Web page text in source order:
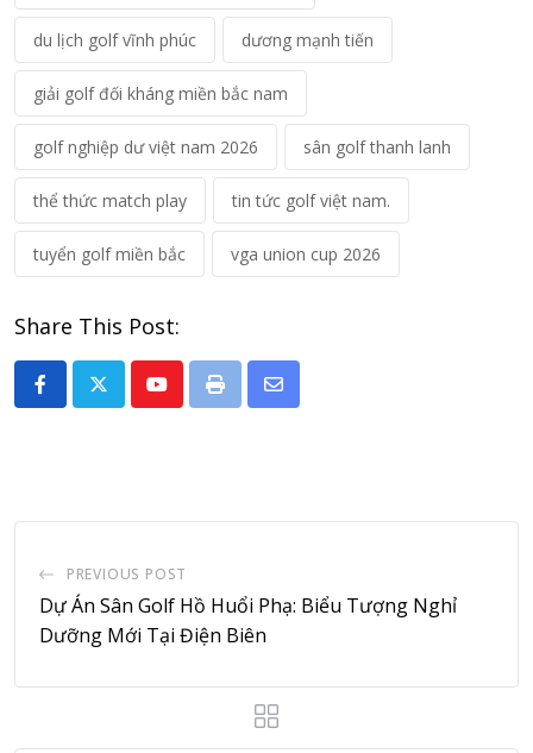
du lịch golf vĩnh phúc dương mạnh tiến
giải golf đối kháng miền bắc nam
golf nghiệp dư việt nam 2026 sân golf thanh lanh
thể thức match play tin tức golf việt nam.
tuyển golf miền bắc vga union cup 2026
Share This Post:
YoutubePrint
Share
PREVIOUS POST
Dự Án Sân Golf Hồ Huổi Phạ: Biểu Tượng Nghỉ
Dưỡng Mới Tại Điện Biên